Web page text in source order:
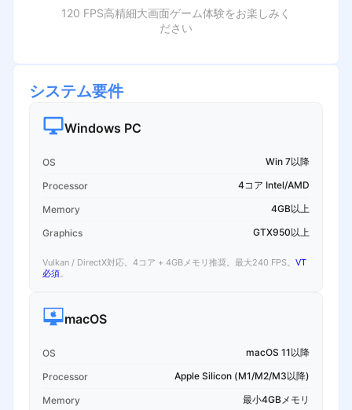
120 FPS高精細大画面ゲーム体験をお楽しみく
ださい
システム要件
Windows PC
OS Win 7以降
Processor 4コア Intel/AMD
Memory 4GB以上
Graphics GTX950以上
Vulkan / DirectX対応。4コア + 4GBメモリ推奨。最大240 FPS。 VT
必須。
macOS
OS macOS 11以降
Processor Apple Silicon (M1/M2/M3以降)
Memory 最小4GBメモリ